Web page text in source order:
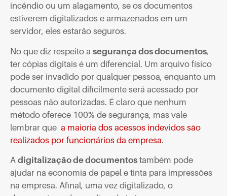
incêndio ou um alagamento, se os documentos
estiverem digitalizados e armazenados em um
servidor, eles estarão seguros.
No que diz respeito a segurança dos documentos,
ter cópias digitais é um diferencial. Um arquivo físico
pode ser invadido por qualquer pessoa, enquanto um
documento digital dificilmente será acessado por
pessoas não autorizadas. É claro que nenhum
método oferece 100% de segurança, mas vale
lembrar que a maioria dos acessos indevidos são
realizados por funcionários da empresa.
A digitalização de documentos também pode
ajudar na economia de papel e tinta para impressões
na empresa. Afinal, uma vez digitalizado, o